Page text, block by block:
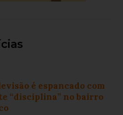
é espancado com
“disciplina” no bairro